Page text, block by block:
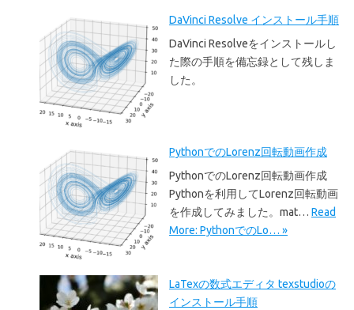
DaVinci Resolve インストール手順
DaVinci Resolveをインストールし
た際の手順を備忘録として残しま
した。
PythonでのLorenz回転動画作成
PythonでのLorenz回転動画作成
Pythonを利用してLorenz回転動画
を作成してみました。mat… Read
More: PythonでのLo… »
LaTexの数式エディタ texstudioの
インストール手順